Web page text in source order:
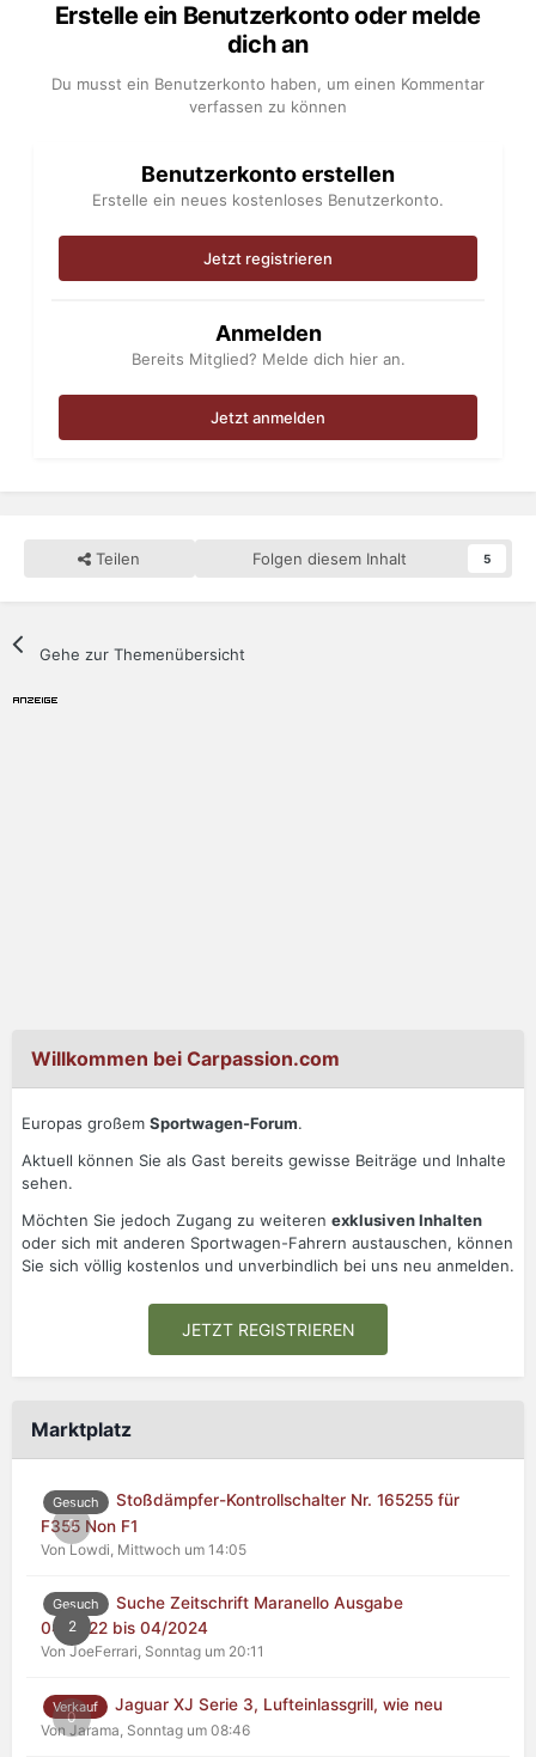
Erstelle ein Benutzerkonto oder melde
dich an
Du musst ein Benutzerkonto haben, um einen Kommentar
verfassen zu können
Benutzerkonto erstellen
Erstelle ein neues kostenloses Benutzerkonto.
Jetzt registrieren
Anmelden
Bereits Mitglied? Melde dich hier an.
Jetzt anmelden
Teilen Folgen diesem Inhalt 5
Gehe zur Themenübersicht
Willkommen bei Carpassion.com
Europas großem Sportwagen-Forum.
Aktuell können Sie als Gast bereits gewisse Beiträge und Inhalte
sehen.
Möchten Sie jedoch Zugang zu weiteren exklusiven Inhalten
oder sich mit anderen Sportwagen-Fahrern austauschen, können
Sie sich völlig kostenlos und unverbindlich bei uns neu anmelden.
JETZT REGISTRIEREN
Marktplatz
0
Gesuch
Stoßdämpfer-Kontrollschalter Nr. 165255 für
F355 Non F1
Von Lowdi, Mittwoch um 14:05
2
Gesuch
Suche Zeitschrift Maranello Ausgabe
04/2022 bis 04/2024
Von JoeFerrari, Sonntag um 20:11
0
Verkauf Jaguar XJ Serie 3, Lufteinlassgrill, wie neu
Von Jarama, Sonntag um 08:46